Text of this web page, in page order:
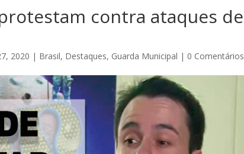
contra ataques de
2020 | Brasil, Destaques, Guarda Municipal | 0 Comentários